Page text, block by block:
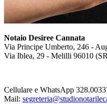
Notaio Desiree Cannata
Via Principe Umberto, 246 -
Via Iblea, 29 - Melilli 96010
Cellulare e WhatsApp
Mail: